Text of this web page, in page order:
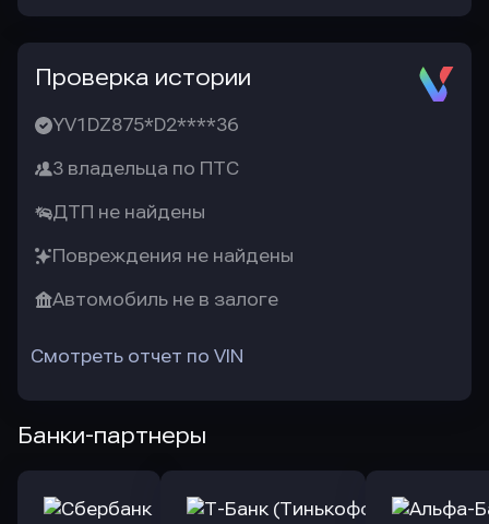
Проверка истории
YV1DZ875*D2****36
3 владельца по ПТС
ДТП не найдены
Повреждения не найдены
Автомобиль не в залоге
Смотреть отчет по VIN
Банки-партнеры